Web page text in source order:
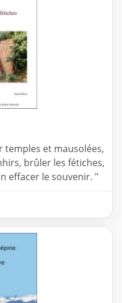
temples et mausolées,
brûler les fétiches,
effacer le souvenir. "